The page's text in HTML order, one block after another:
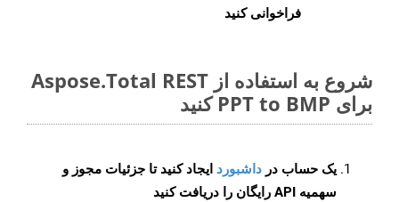
فراخوانی کنید
شروع به استفاده از Aspose.Total REST
برای PPT to BMP کنید
یک حساب در داشبورد ایجاد کنید تا جزئیات مجوز و
سهمیه API رایگان را دریافت کنید